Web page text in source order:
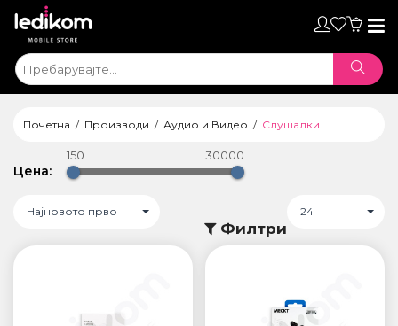
Почетна Производи Аудио и Видео Слушалки
Цена:
150 30000
Најновото прво 24
Филтри